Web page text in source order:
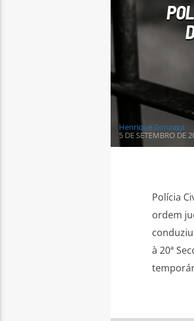
Henrique Gonzaga
5 DE SETEMBRO DE
Polícia
ordem
à 20ª